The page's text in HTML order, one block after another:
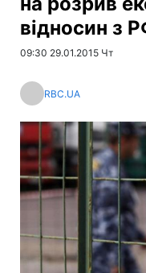
відносин з
09:30 29.01.2015 Чт
RBC.UA